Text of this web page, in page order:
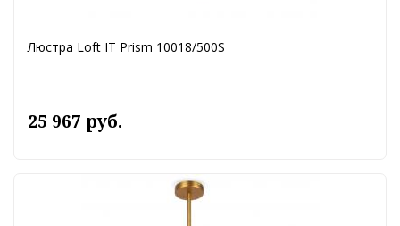
Люстра Loft IT Prism 10018/500S
25 967 руб.